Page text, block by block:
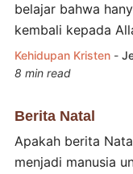
belajar bahwa
kembali kepada
Kehidupan Kristen -
8 min read
Berita Natal
Apakah berita
menjadi manusia